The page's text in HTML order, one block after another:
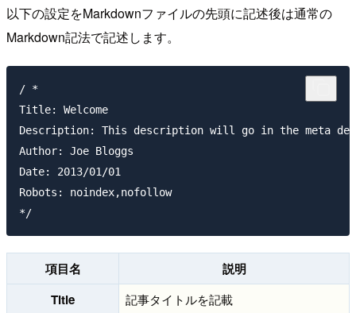
以下の設定をMarkdownファイルの先頭に記述後は通常の
Markdown記法で記述します。
/ *
Title: Welcome
Description: This description will go in the meta
Author: Joe Bloggs
Date: 2013/01/01
Robots: noindex,nofollow
項目名
説明
Title
記事タイトルを記載